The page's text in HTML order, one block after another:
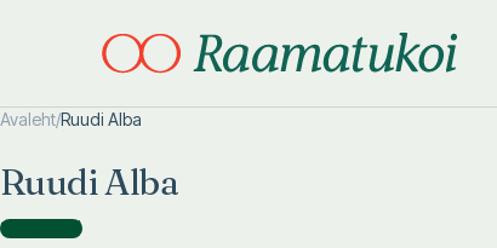
Avaleht/Ruudi Alba
Ruudi Alba
Tõlkijana )